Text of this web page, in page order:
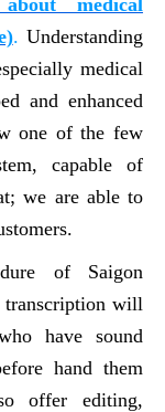
medical
. Understanding
medical
and enhanced
one of the few
capable of
we are able to
of Saigon
transcription will
have sound
hand them
offer editing,